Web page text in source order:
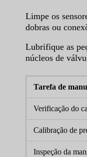
Limpe os
dobras ou
Lubrifique as
núcleos de
Tarefa de
Verificação do
Calibração de
Inspeção da